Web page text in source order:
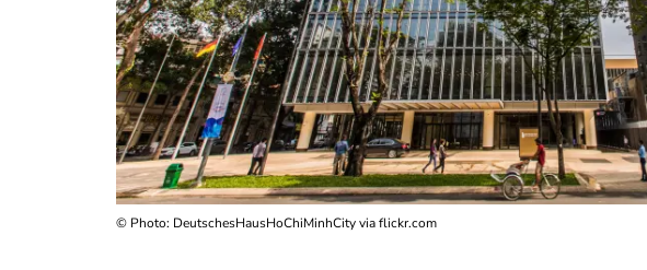
© Photo: DeutschesHausHoChiMinhCity via flickr.com